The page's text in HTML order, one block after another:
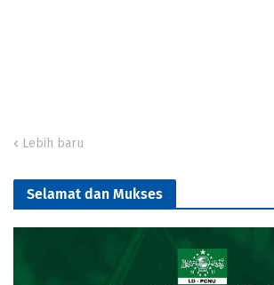
Lebih baru
Selamat dan Mukses